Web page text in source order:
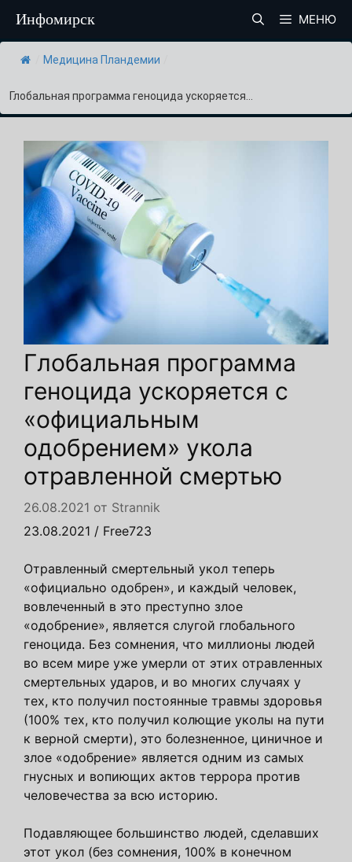
содержимому
Инфомирск МЕНЮ
Медицина Пландемии
Глобальная программа геноцида ускоряется...
Глобальная программа
геноцида ускоряется с
«официальным
одобрением» укола
отравленной смертью
26.08.2021 от Strannik
23.08.2021 / Free723
Отравленный смертельный укол теперь
«официально одобрен», и каждый человек,
вовлеченный в это преступно злое
«одобрение», является слугой глобального
геноцида. Без сомнения, что миллионы людей
во всем мире уже умерли от этих отравленных
смертельных ударов, и во многих случаях у
тех, кто получил постоянные травмы здоровья
(100% тех, кто получил колющие уколы на пути
к верной смерти), это болезненное, циничное и
злое «одобрение» является одним из самых
гнусных и вопиющих актов террора против
человечества за всю историю.
Подавляющее большинство людей, сделавших
этот укол (без сомнения, 100% в конечном